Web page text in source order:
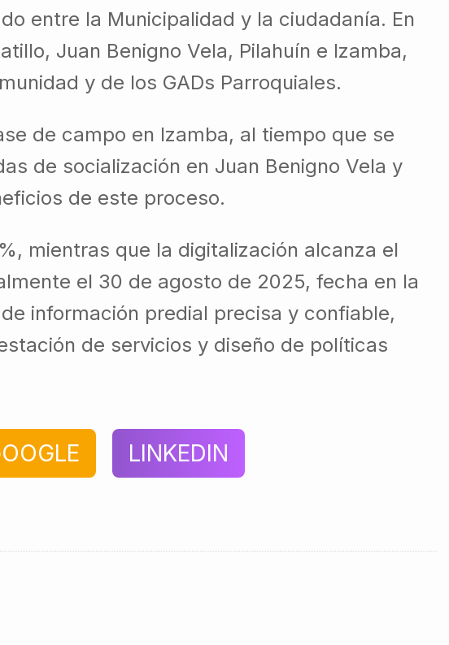
entre la Municipalidad y la ciudadanía. En
Juan Benigno Vela, Pilahuín e Izamba,
y de los GADs Parroquiales.
de campo en Izamba, al tiempo que se
de socialización en Juan Benigno Vela y
de este proceso.
mientras que la digitalización alcanza el
el 30 de agosto de 2025, fecha en la
información predial precisa y confiable,
de servicios y diseño de políticas
LINKEDIN